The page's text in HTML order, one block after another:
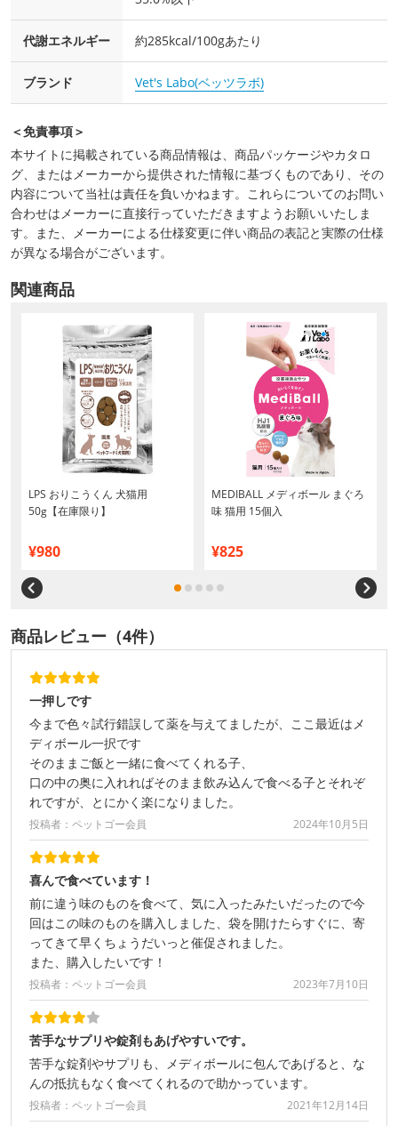
代謝エネルギー 約285kcal/100gあたり
ブランド Vet's Labo(ベッツラボ)
＜免責事項＞
本サイトに掲載されている商品情報は、商品パッケージやカタロ
グ、またはメーカーから提供された情報に基づくものであり、その
内容について当社は責任を負いかねます。これらについてのお問い
合わせはメーカーに直接行っていただきますようお願いいたしま
す。また、メーカーによる仕様変更に伴い商品の表記と実際の仕様
が異なる場合がございます。
関連商品
LPS おりこうくん 犬猫用
50g【在庫限り】
¥980
MEDIBALL メディボール まぐろ
味 猫用 15個入
¥825
商品レビュー（4件）
一押しです
今まで色々試行錯誤して薬を与えてましたが、ここ最近はメ
ディボール一択です
そのままご飯と一緒に食べてくれる子、
口の中の奥に入れればそのまま飲み込んで食べる子とそれぞ
れですが、とにかく楽になりました。
投稿者：ペットゴー会員 2024年10月5日
喜んで食べています！
前に違う味のものを食べて、気に入ったみたいだったので今
回はこの味のものを購入しました、袋を開けたらすぐに、寄
ってきて早くちょうだいっと催促されました。
また、購入したいです！
投稿者：ペットゴー会員 2023年7月10日
苦手なサプリや錠剤もあげやすいです。
苦手な錠剤やサプリも、メディボールに包んであげると、な
んの抵抗もなく食べてくれるので助かっています。
投稿者：ペットゴー会員 2021年12月14日